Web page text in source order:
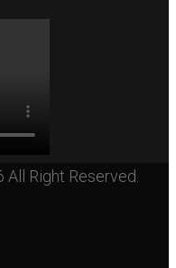
Right Reserved.